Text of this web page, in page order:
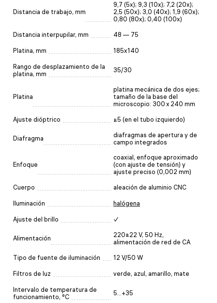
Distancia de trabajo, mm
9,7 (5x); 9,3 (10x); 7,2 (20x);
2,5 (50x); 3,0 (40x); 1,9 (60x);
0,80 (80x); 0,40 (100x)
Distancia interpupilar, mm 48 — 75
Platina, mm 185x140
Rango de desplazamiento de la
platina, mm
35/30
Platina
platina mecánica de dos ejes;
tamaño de la base del
microscopio: 300 x 240 mm
Ajuste dióptrico ±5 (en el tubo izquierdo)
Diafragma
diafragmas de apertura y de
campo integrados
Enfoque
coaxial, enfoque aproximado
(con ajuste de tensión) y
ajuste preciso (0,002 mm)
Cuerpo aleación de aluminio CNC
Iluminación halógena
Ajuste del brillo ✓
Alimentación
220±22 V, 50 Hz,
alimentación de red de CA
Tipo de fuente de iluminación 12 V/50 W
Filtros de luz verde, azul, amarillo, mate
Intervalo de temperatura de
funcionamiento, °C
5...+35